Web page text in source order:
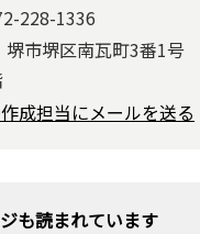
228-1336
市堺区南瓦町3番1号
成担当にメールを送る
も読まれています